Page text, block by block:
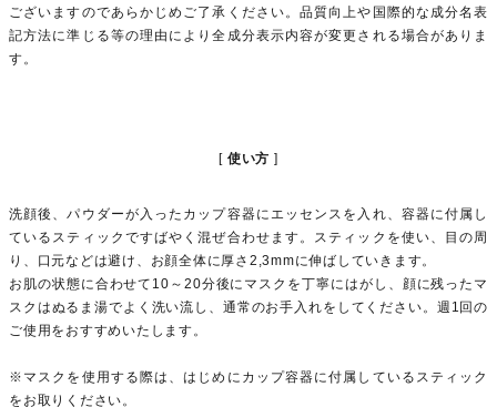
ございますのであらかじめご了承ください。品質向上や国際的な成分名表
記方法に準じる等の理由により全成分表示内容が変更される場合がありま
す。
使い方
洗顔後、パウダーが入ったカップ容器にエッセンスを入れ、容器に付属し
ているスティックですばやく混ぜ合わせます。スティックを使い、目の周
り、口元などは避け、お顔全体に厚さ2,3mmに伸ばしていきます。
お肌の状態に合わせて10～20分後にマスクを丁寧にはがし、顔に残ったマ
スクはぬるま湯でよく洗い流し、通常のお手入れをしてください。週1回の
ご使用をおすすめいたします。
※マスクを使用する際は、はじめにカップ容器に付属しているスティック
をお取りください。